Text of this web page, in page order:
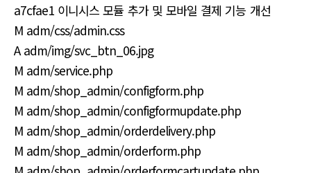
a7cfae1 이니시스 모듈 추가 및 모바일 결제 기능 개선
M adm/css/admin.css
A adm/img/svc_btn_06.jpg
M adm/service.php
M adm/shop_admin/configform.php
M adm/shop_admin/configformupdate.php
M adm/shop_admin/orderdelivery.php
M adm/shop_admin/orderform.php